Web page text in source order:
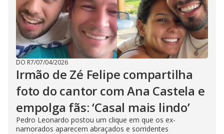
DO R7/07/04/2026
Irmão de Zé Felipe compartilha
foto do cantor com Ana Castela e
empolga fãs: ‘Casal mais lindo’
Pedro Leonardo postou um clique em que os ex-
namorados aparecem abraçados e sorridentes